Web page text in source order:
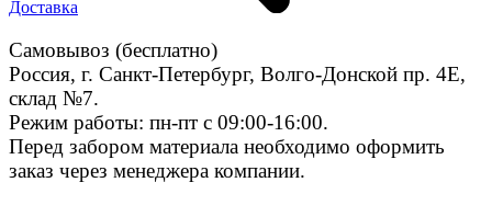
Доставка
Самовывоз (бесплатно)
Россия, г. Санкт-Петербург, Волго-Донской пр. 4E,
склад №7.
Режим работы: пн-пт с 09:00-16:00.
Перед забором материала необходимо оформить
заказ через менеджера компании.